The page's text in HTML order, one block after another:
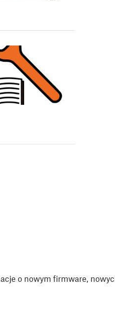
o nowym firmware,